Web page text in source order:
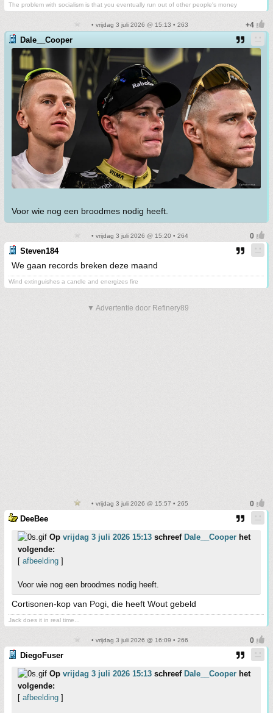
The problem with socialism is that you eventually run out of other people's money
• vrijdag 3 juli 2026 @ 15:13 • 263
Dale__Cooper
Voor wie nog een broodmes nodig heeft.
• vrijdag 3 juli 2026 @ 15:20 • 264
Steven184
We gaan records breken deze maand
Wind extinguishes a candle and energizes fire
▼ Advertentie door Refinery89
• vrijdag 3 juli 2026 @ 15:57 • 265
DeeBee
Op vrijdag 3 juli 2026 15:13 schreef Dale__Cooper het
volgende:
[ afbeelding ]
Voor wie nog een broodmes nodig heeft.
Cortisonen-kop van Pogi, die heeft Wout gebeld
Jack does it in real time...
• vrijdag 3 juli 2026 @ 16:09 • 266
DiegoFuser
Op vrijdag 3 juli 2026 15:13 schreef Dale__Cooper het
volgende:
[ afbeelding ]